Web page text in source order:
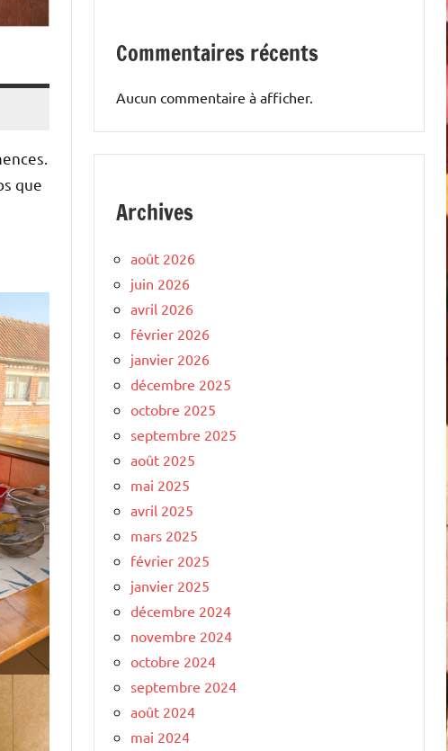
que
Commentaires récents
Aucun commentaire à afficher.
Archives
août 2026
juin 2026
avril 2026
février 2026
janvier 2026
décembre 2025
octobre 2025
septembre 2025
août 2025
mai 2025
avril 2025
mars 2025
février 2025
janvier 2025
décembre 2024
novembre 2024
octobre 2024
septembre 2024
août 2024
mai 2024